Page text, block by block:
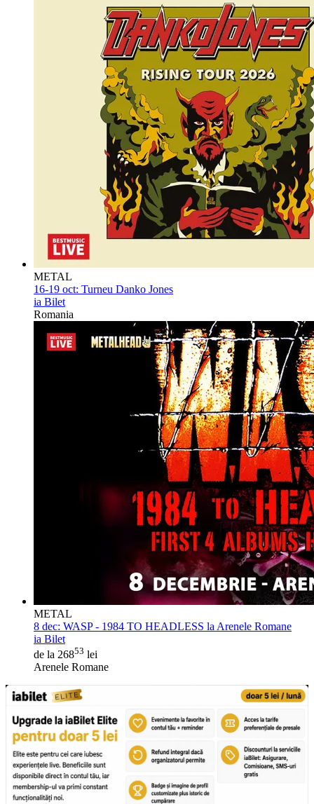
METAL
16-19 oct: Turneu Danko Jones
ia Bilet
Romania
METAL
8 dec: WASP - 1984 TO HEADLESS la Arenele Romane
ia Bilet
de la 26853 lei
Arenele Romane